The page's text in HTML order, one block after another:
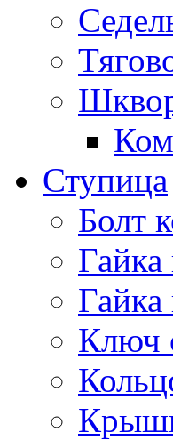
Ступица
Болт
Гайка
Гайка
Ключ